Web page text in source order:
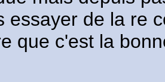
essayer de la re
que c'est la